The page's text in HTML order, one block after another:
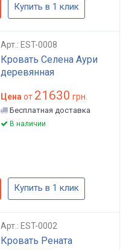
Купить в 1 клик
Арт.: EST-0008
Кровать Селена Аури
деревянная
Цена от 21630 грн.
Бесплатная доставка
В наличии
Купить в 1 клик
Арт.: EST-0002
Кровать Рената